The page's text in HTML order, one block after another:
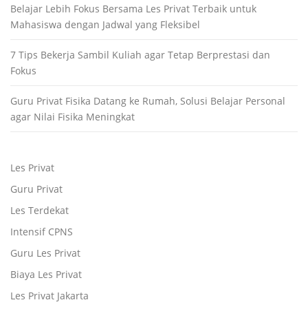
Belajar Lebih Fokus Bersama Les Privat Terbaik untuk
Mahasiswa dengan Jadwal yang Fleksibel
7 Tips Bekerja Sambil Kuliah agar Tetap Berprestasi dan
Fokus
Guru Privat Fisika Datang ke Rumah, Solusi Belajar Personal
agar Nilai Fisika Meningkat
Les Privat
Guru Privat
Les Terdekat
Intensif CPNS
Guru Les Privat
Biaya Les Privat
Les Privat Jakarta